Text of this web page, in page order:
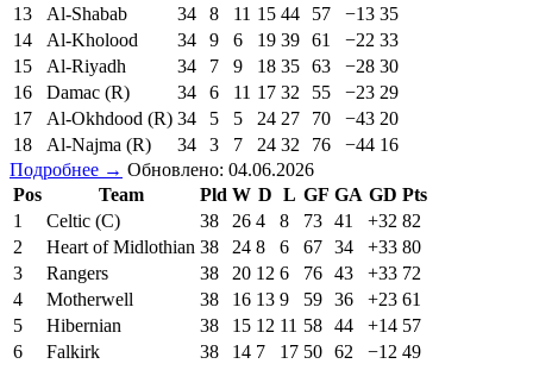
13
Al-Shabab 34 8 11 15 44 57 −13 35
14
Al-Kholood 34 9 6 19 39 61 −22 33
15
Al-Riyadh 34 7 9 18 35 63 −28 30
16
Damac (R) 34 6 11 17 32 55 −23 29
17
Al-Okhdood (R) 34 5 5 24 27 70 −43 20
18
Al-Najma (R) 34 3 7 24 32 76 −44 16
Подробнее → Обновлено: 04.06.2026
Pos
Team Pld W D L GF GA GD Pts
1
Celtic (C) 38 26 4 8 73 41 +32 82
2
Heart of Midlothian 38 24 8 6 67 34 +33 80
3
Rangers 38 20 12 6 76 43 +33 72
4
Motherwell 38 16 13 9 59 36 +23 61
5
Hibernian 38 15 12 11 58 44 +14 57
6
Falkirk 38 14 7 17 50 62 −12 49